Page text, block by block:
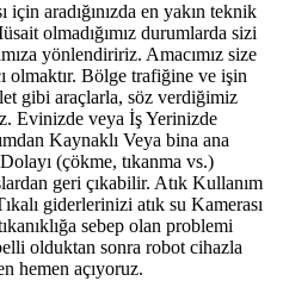
için aradığınızda en yakın teknik
olmadığımız durumlarda sizi
yönlendiririz. Amacımız size
olmaktır. Bölge trafiğine ve işin
gibi araçlarla, söz verdiğimiz
Evinizde veya İş Yerinizde
Kaynaklı Veya bina ana
(çökme, tıkanma vs.)
geri çıkabilir. Atık Kullanım
giderlerinizi atık su Kamerası
sebep olan problemi
olduktan sonra robot cihazla
hemen açıyoruz.